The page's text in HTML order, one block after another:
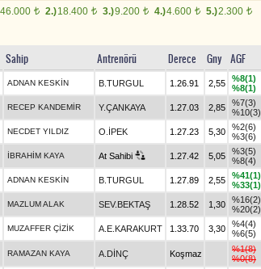
46.000 t 2.)18.400 t 3.)9.200 t 4.)4.600 t 5.)2.300 t
Sahip Antrenörü Derece Gny AGF
ADNAN KESKİN B.TURGUL 1.26.91 2,55
%8(1)
%8(1)
RECEP KANDEMİR Y.ÇANKAYA 1.27.03 2,85
%7(3)
%10(3)
NECDET YILDIZ O.İPEK 1.27.23 5,30
%2(6)
%3(6)
İBRAHİM KAYA At Sahibi 1.27.42 5,05
%3(5)
%8(4)
ADNAN KESKİN B.TURGUL 1.27.89 2,55
%41(1)
%33(1)
MAZLUM ALAK SEV.BEKTAŞ 1.28.52 1,30
%16(2)
%20(2)
MUZAFFER ÇİZİK A.E.KARAKURT 1.33.70 3,30
%4(4)
%6(5)
RAMAZAN KAYA A.DİNÇ Koşmaz
%1(8)
%0(8)